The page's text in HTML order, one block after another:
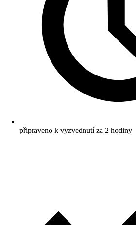
připraveno k vyzvednutí za 2 hodiny